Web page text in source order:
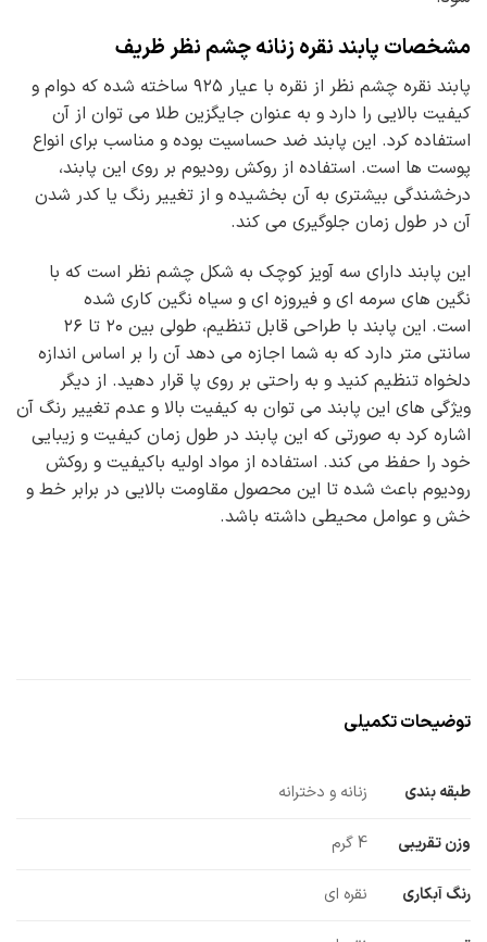
مشخصات پابند نقره زنانه چشم نظر ظریف
پابند نقره چشم نظر از نقره با عیار ۹۲۵ ساخته شده که دوام و
کیفیت بالایی را دارد و به عنوان جایگزین طلا می توان از آن
استفاده کرد. این پابند ضد حساسیت بوده و مناسب برای انواع
پوست ها است. استفاده از روکش رودیوم بر روی این پابند،
درخشندگی بیشتری به آن بخشیده و از تغییر رنگ یا کدر شدن
آن در طول زمان جلوگیری می کند.
این پابند دارای سه آویز کوچک به شکل چشم نظر است که با
نگین های سرمه ای و فیروزه ای و سیاه نگین کاری شده
است. این پابند با طراحی قابل تنظیم، طولی بین ۲۰ تا ۲۶
سانتی متر دارد که به شما اجازه می دهد آن را بر اساس اندازه
دلخواه تنظیم کنید و به راحتی بر روی پا قرار دهید. از دیگر
ویژگی های این پابند می توان به کیفیت بالا و عدم تغییر رنگ آن
اشاره کرد به صورتی که این پابند در طول زمان کیفیت و زیبایی
خود را حفظ می کند. استفاده از مواد اولیه باکیفیت و روکش
رودیوم باعث شده تا این محصول مقاومت بالایی در برابر خط و
خش و عوامل محیطی داشته باشد.
توضیحات تکمیلی
طبقه بندی زنانه و دخترانه
وزن تقریبی 4 گرم
رنگ آبکاری نقره ای